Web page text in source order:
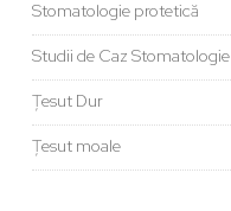
Stomatologie protetică
Studii de Caz Stomatologie
Țesut Dur
Țesut moale